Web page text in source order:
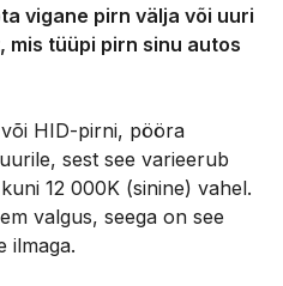
vigane pirn välja või uuri
mis tüüpi pirn sinu autos
HID-pirni, pööra
sest see varieerub
12 000K (sinine) vahel.
valgus, seega on see
ilmaga.